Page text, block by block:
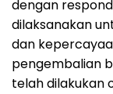
dengan
dilaksanakan
dan
pengembalian
telah dilakukan